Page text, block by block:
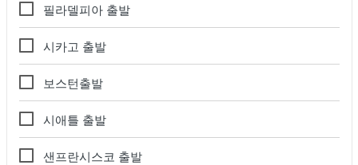
필라델피아 출발
시카고 출발
보스턴출발
시애틀 출발
샌프란시스코 출발